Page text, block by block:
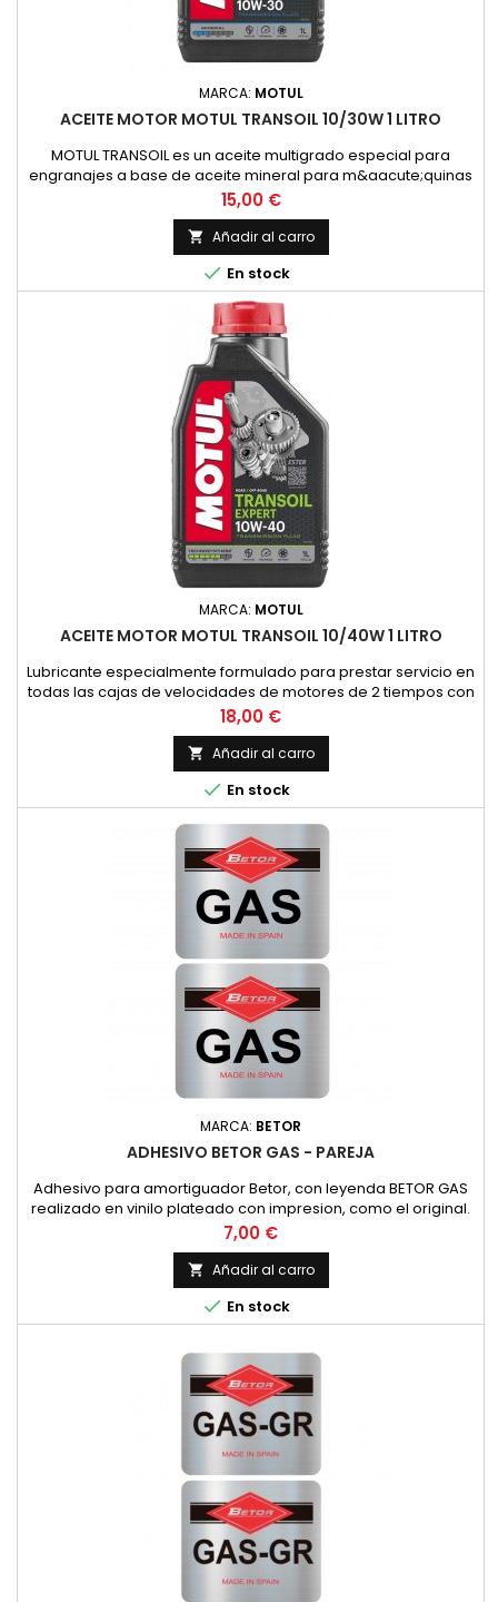
MARCA: MOTUL
ACEITE MOTOR MOTUL TRANSOIL 10/30W 1 LITRO
MOTUL TRANSOIL es un aceite multigrado especial para
engranajes a base de aceite mineral para m&aacute;quinas
de dos tiempos con lubricaci&oacute;n separada de los
engranajes. Corresponde a la recomendaci&oacute;n de
YAMAHA para estas transmisiones.ESPECIFICACIONES /
NORMAS:NORMAS: SAE 10W-30VENTAJAS ESPECIALES:- Permite
un cambio de marchas f&aacute;cil...
Precio
15,00 €
 Añadir al carro
 En stock
MARCA: MOTUL
ACEITE MOTOR MOTUL TRANSOIL 10/40W 1 LITRO
Lubricante especialmente formulado para prestar servicio en
todas las cajas de velocidades de motores de 2 tiempos con
embrague sumergido, donde el constructor recomienda un
lubricante de viscosidad SAE 10W40 y API GL4. (HONDA,
YAMAHA, SUZUKI, KAWASAKI, ETC.).Asimismo, es
recomendable su uso en todos los grupos de finales de
ciclomotores y scooters con...
Precio
18,00 €
 Añadir al carro
 En stock
MARCA: BETOR
ADHESIVO BETOR GAS - PAREJA
Adhesivo para amortiguador Betor, con leyenda BETOR GAS
realizado en vinilo plateado con impresion, como el original.
PRECIO POR PAREJA
Precio
7,00 €
 Añadir al carro
 En stock